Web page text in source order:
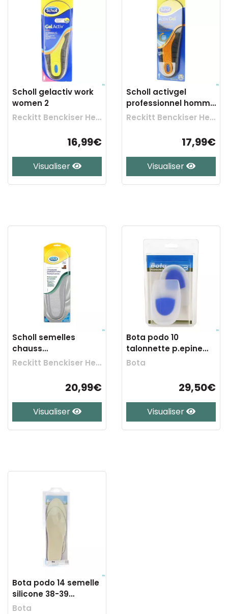
Scholl gelactiv work
women 2
Reckitt Benckiser Healthcare
16,99€
Visualiser
Scholl activgel
professionnel homme
1
Reckitt Benckiser Healthcare
17,99€
Visualiser
Scholl semelles
chauss
professionelles t2 1
Reckitt Benckiser Healthcare
20,99€
Visualiser
Bota podo 10
talonnette p.epine
calcan. l 1pair
Bota
29,50€
Visualiser
Bota podo 14 semelle
silicone 38-39
medium 1paire
Bota